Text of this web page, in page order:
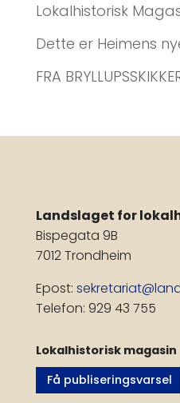
Lokalhistorisk
Dette er Heimens
FRA
Landslaget for
Bispegata 9B
7012 Trondheim
Epost:
Telefon: 929 43 755
Lokalhistorisk magasin
Få publiseringsvarsel